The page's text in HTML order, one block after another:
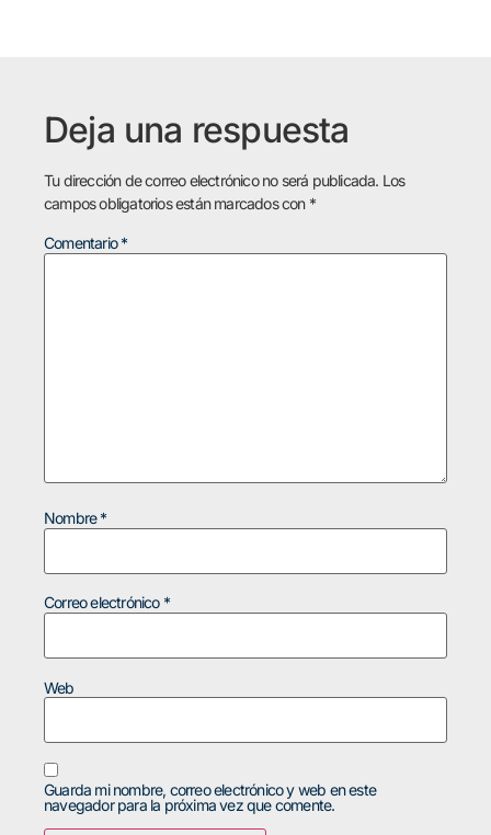
Deja una respuesta
Tu dirección de correo electrónico no será publicada. Los
campos obligatorios están marcados con *
Comentario*
Nombre*
Correo electrónico *
Web
Guarda mi nombre, correo electrónico y web en este
navegador para la próxima vez que comente.